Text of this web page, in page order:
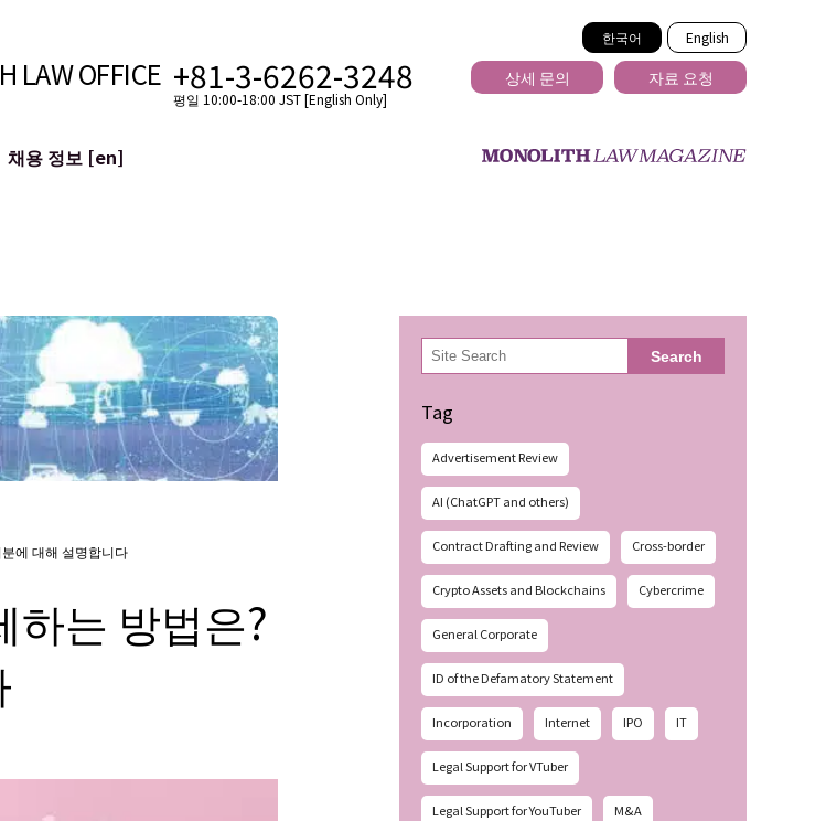
한국어 English
LAW OFFICE +81-3-6262-3248
평일 10:00-18:00 JST [English Only]
상세 문의 자료 요청
평판 손상 완화
명예훼손 발언의 ID
채용 정보 [en]
에 대해 설명합니다
하는 방법은?
検
索 Search
Tag
Advertisement Review
AI (ChatGPT and others)
Contract Drafting and Review Cross-border
Crypto Assets and Blockchains Cybercrime
General Corporate
ID of the Defamatory Statement
Incorporation Internet IPO IT
Legal Support for VTuber
Legal Support for YouTuber M&A